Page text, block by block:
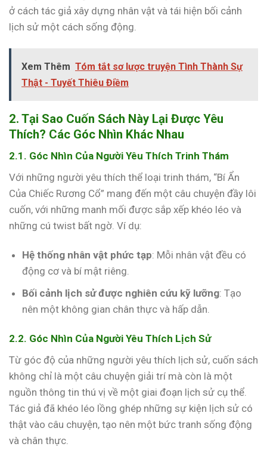
ở cách tác giả xây dựng nhân vật và tái hiện bối cảnh
lịch sử một cách sống động.
Xem Thêm Tóm tắt sơ lược truyện Tình Thành Sự
Thật - Tuyết Thiêu Điềm
2. Tại Sao Cuốn Sách Này Lại Được Yêu
Thích? Các Góc Nhìn Khác Nhau
2.1. Góc Nhìn Của Người Yêu Thích Trinh Thám
Với những người yêu thích thể loại trinh thám, “Bí Ẩn
Của Chiếc Rương Cổ” mang đến một câu chuyện đầy lôi
cuốn, với những manh mối được sắp xếp khéo léo và
những cú twist bất ngờ. Ví dụ:
Hệ thống nhân vật phức tạp: Mỗi nhân vật đều có
động cơ và bí mật riêng.
Bối cảnh lịch sử được nghiên cứu kỹ lưỡng: Tạo
nên một không gian chân thực và hấp dẫn.
2.2. Góc Nhìn Của Người Yêu Thích Lịch Sử
Từ góc độ của những người yêu thích lịch sử, cuốn sách
không chỉ là một câu chuyện giải trí mà còn là một
nguồn thông tin thú vị về một giai đoạn lịch sử cụ thể.
Tác giả đã khéo léo lồng ghép những sự kiện lịch sử có
thật vào câu chuyện, tạo nên một bức tranh sống động
và chân thực.